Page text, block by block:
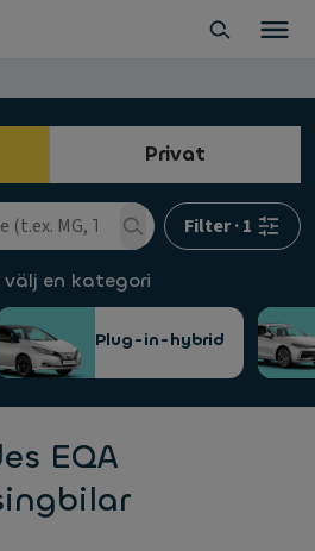
Privat
Filter·1
välj en kategori
Plug-in-hybrid
EQA